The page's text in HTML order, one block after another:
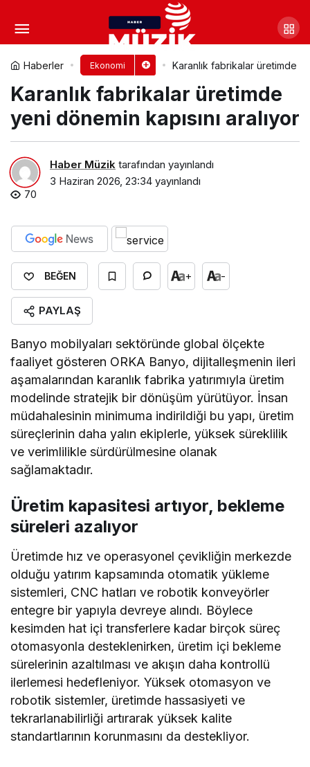
Haberler Ekonomi Karanlık fabrikalar üretimde
Karanlık fabrikalar üretimde
yeni dönemin kapısını aralıyor
Haber Müzik tarafından yayınlandı
3 Haziran 2026, 23:34 yayınlandı
70
BEĞEN + -
PAYLAŞ
Banyo mobilyaları sektöründe global ölçekte
faaliyet gösteren ORKA Banyo, dijitalleşmenin ileri
aşamalarından karanlık fabrika yatırımıyla üretim
modelinde stratejik bir dönüşüm yürütüyor. İnsan
müdahalesinin minimuma indirildiği bu yapı, üretim
süreçlerinin daha yalın ekiplerle, yüksek süreklilik
ve verimlilikle sürdürülmesine olanak
sağlamaktadır.
Üretim kapasitesi artıyor, bekleme
süreleri azalıyor
Üretimde hız ve operasyonel çevikliğin merkezde
olduğu yatırım kapsamında otomatik yükleme
sistemleri, CNC hatları ve robotik konveyörler
entegre bir yapıyla devreye alındı. Böylece
kesimden hat içi transferlere kadar birçok süreç
otomasyonla desteklenirken, üretim içi bekleme
sürelerinin azaltılması ve akışın daha kontrollü
ilerlemesi hedefleniyor. Yüksek otomasyon ve
robotik sistemler, üretimde hassasiyeti ve
tekrarlanabilirliği artırarak yüksek kalite
standartlarının korunmasını da destekliyor.
ING’den KOBİ’lere masrafsız
bankacılık desteği
Yorum Yap